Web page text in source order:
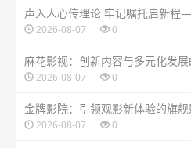
声入人心传理论 牢记嘱托启新程
2026-08-07 0
麻花影视：创新内容与多元化发展
2026-08-07 0
金牌影院：引领观影新体验的旗
2026-08-07 0